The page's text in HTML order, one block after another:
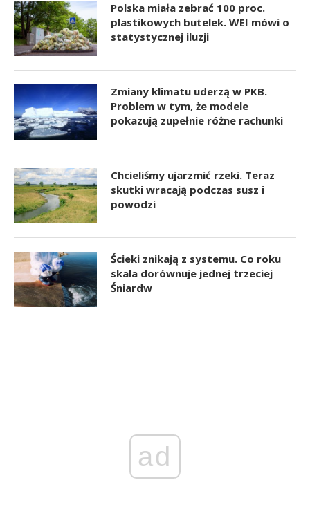
Polska miała zebrać 100 proc.
plastikowych butelek. WEI mówi o
statystycznej iluzji
Zmiany klimatu uderzą w PKB.
Problem w tym, że modele
pokazują zupełnie różne rachunki
Chcieliśmy ujarzmić rzeki. Teraz
skutki wracają podczas susz i
powodzi
Ścieki znikają z systemu. Co roku
skala dorównuje jednej trzeciej
Śniardw
ad